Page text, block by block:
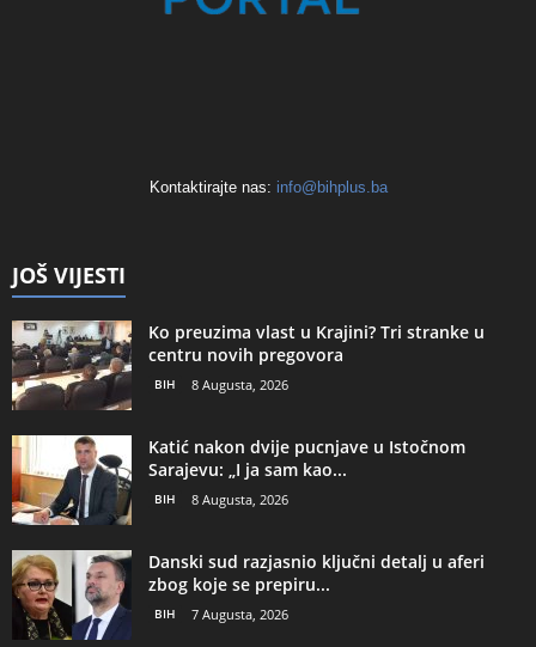
Kontaktirajte nas: info@bihplus.ba
JOŠ VIJESTI
Ko preuzima vlast u Krajini? Tri stranke u
centru novih pregovora
BIH 8 Augusta, 2026
Katić nakon dvije pucnjave u Istočnom
Sarajevu: „I ja sam kao...
BIH 8 Augusta, 2026
Danski sud razjasnio ključni detalj u aferi
zbog koje se prepiru...
BIH 7 Augusta, 2026